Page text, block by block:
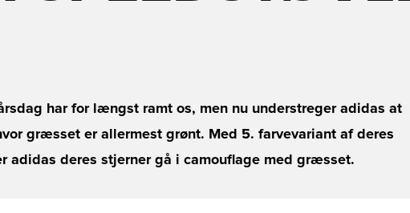
har for længst ramt os, men nu understreger adidas at
græsset er allermest grønt. Med 5. farvevariant af deres
adidas deres stjerner gå i camouflage med græsset.